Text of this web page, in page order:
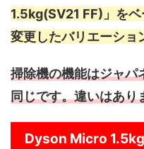
1.5kg(SV21 FF)」を
変更したバリエーショ
掃除機の機能はジャパ
同じです。違いはあり
Dyson Micro